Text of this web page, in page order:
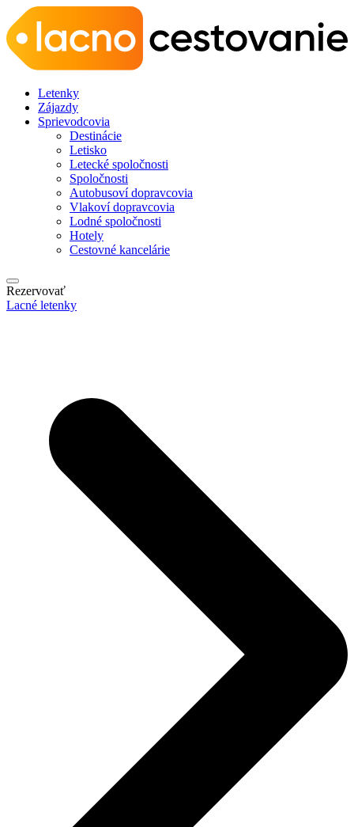
Letenky
Zájazdy
Sprievodcovia
Destinácie
Letisko
Letecké spoločnosti
Spoločnosti
Autobusoví dopravcovia
Vlakoví dopravcovia
Lodné spoločnosti
Hotely
Cestovné kancelárie
Rezervovať
Lacné letenky